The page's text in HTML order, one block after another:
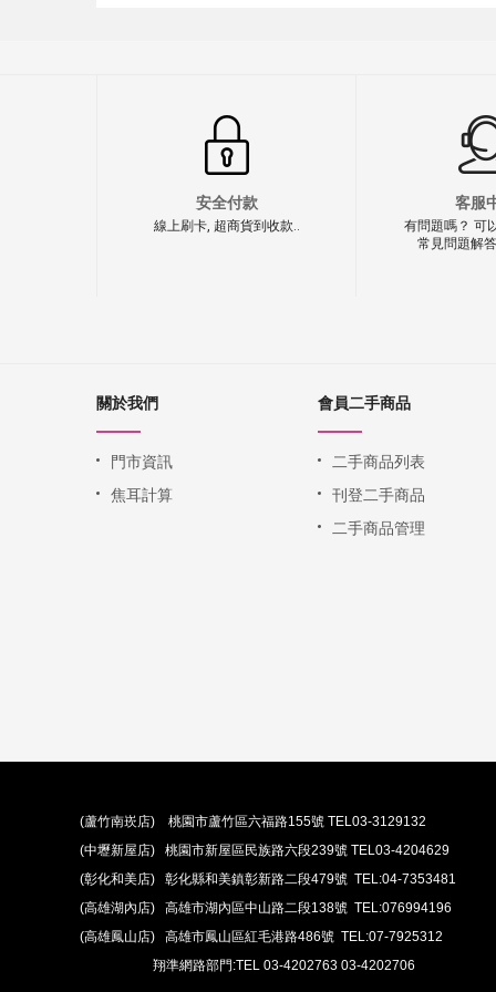
安全付款
線上刷卡, 超商貨到收款..
客服
有問題嗎？ 可
常見問題解
關於我們
門市資訊
焦耳計算
會員二手商品
二手商品列表
刊登二手商品
二手商品管理
(蘆竹南崁店) 桃園市蘆竹區六福路155號 TEL03-3129132
(中壢新屋店) 桃園市新屋區民族路六段239號 TEL03-4204629
(彰化和美店) 彰化縣和美鎮彰新路二段479號 TEL:04-7353481
(高雄湖內店) 高雄市湖內區中山路二段138號 TEL:076994196
(高雄鳳山店) 高雄市鳳山區紅毛港路486號 TEL:07-7925312
翔準網路部門:TEL 03-4202763 03-4202706